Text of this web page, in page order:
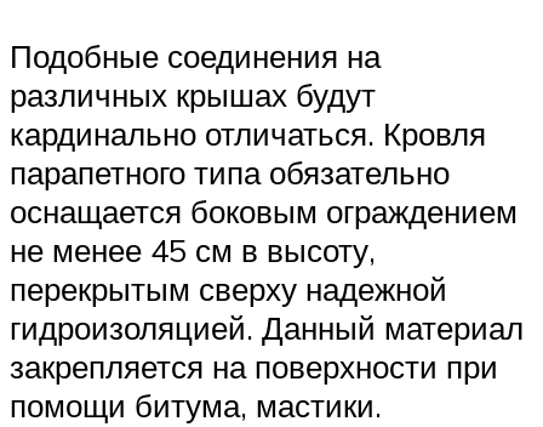
Подобные соединения на
различных крышах будут
кардинально отличаться. Кровля
парапетного типа обязательно
оснащается боковым ограждением
не менее 45 см в высоту,
перекрытым сверху надежной
гидроизоляцией. Данный материал
закрепляется на поверхности при
помощи битума, мастики.